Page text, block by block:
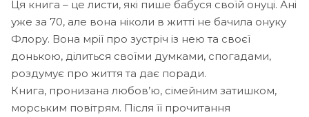
Ця книга – це листи, які пише бабуся своїй онуці. Ані
уже за 70, але вона ніколи в житті не бачила онуку
Флору. Вона мрії про зустріч із нею та своєї
донькою, ділиться своїми думками, спогадами,
роздумує про життя та дає поради.
Книга, пронизана любов’ю, сімейним затишком,
морським повітрям. Після її прочитання